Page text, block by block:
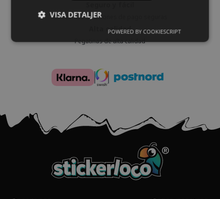
Ofrecemos soluciones de pago seguras
Alta calidad
Pegatinas de alta calidad
VISA DETALJER
POWERED BY COOKIESCRIPT